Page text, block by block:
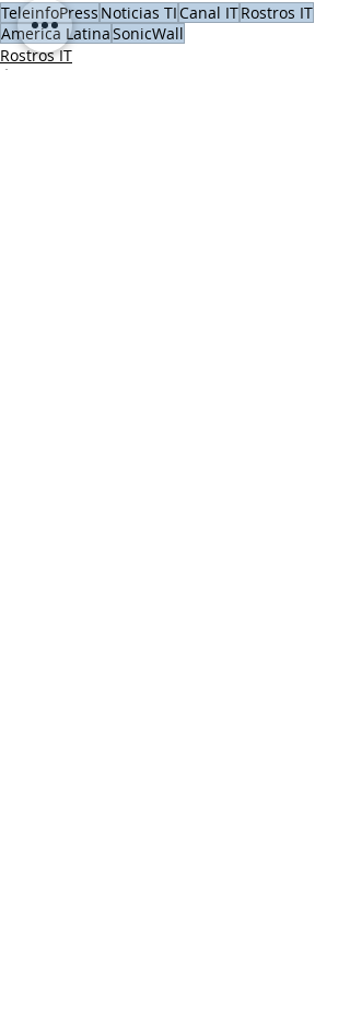
TeleinfoPress Noticias TICanal ITRostros IT
America LatinaSonicWall
Rostros IT